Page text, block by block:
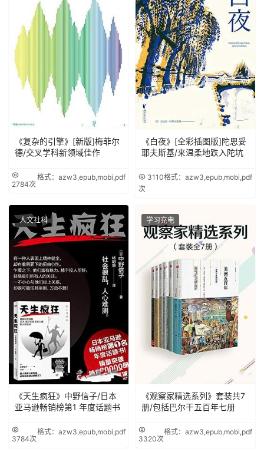
《复杂的引擎》[新版]梅菲尔
德/交叉学科新领域佳作
2784次
格式：azw3,epub,mobi,pdf
《白夜》[全彩插图版]陀思妥
耶夫斯基/来温柔地跌入陀坑
3110
次
格式：azw3,epub,mobi,pdf
人文社科
《天生疯狂》中野信子/日本
亚马逊畅销榜第1 年度话题书
3784次
格式：azw3,epub,mobi,pdf
学习充电
《观察家精选系列》套装共7
册/包括巴尔干五百年七册
3320次
格式：azw3,epub,mobi,pdf